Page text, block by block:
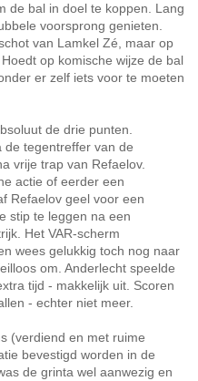
de bal in doel te koppen. Lang
voorsprong genieten.
van Lamkel Zé, maar op
op komische wijze de bal
er zelf iets voor te moeten
de drie punten.
de tegentreffer van de
vrije trap van Refaelov.
actie of eerder een
Refaelov geel voor een
stip te leggen na een
Het VAR-scherm
wees gelukkig toch nog naar
om. Anderlecht speelde
tijd - makkelijk uit. Scoren
- echter niet meer.
(verdiend en met ruime
bevestigd worden in de
de grinta wel aanwezig en